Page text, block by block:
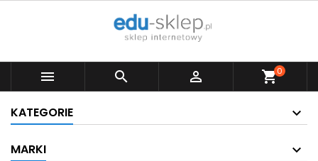
   shopping_cart0
KATEGORIE
MARKI